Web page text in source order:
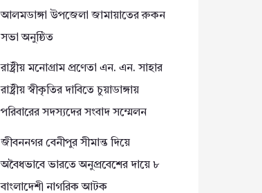
আলমডাঙ্গা উপজেলা জামায়াতের রুকন
সভা অনুষ্ঠিত
রাষ্ট্রীয় মনোগ্রাম প্রণেতা এন. এন. সাহার
রাষ্ট্রীয় স্বীকৃতির দাবিতে চুয়াডাঙ্গায়
পরিবারের সদস্যদের সংবাদ সম্মেলন
জীবননগর বেনীপুর সীমান্ত দিয়ে
অবৈধভাবে ভারতে অনুপ্রবেশের দায়ে ৮
বাংলাদেশী নাগরিক আটক